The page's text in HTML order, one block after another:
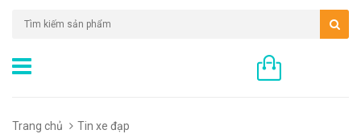
Trang chủ
Tin xe đạp